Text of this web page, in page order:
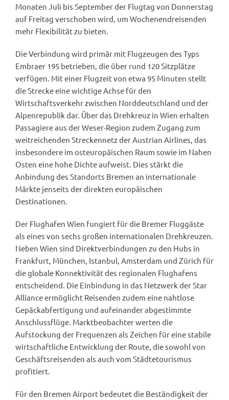
Monaten Juli bis September der Flugtag von Donnerstag
auf Freitag verschoben wird, um Wochenendreisenden
mehr Flexibilität zu bieten.
Die Verbindung wird primär mit Flugzeugen des Typs
Embraer 195 betrieben, die über rund 120 Sitzplätze
verfügen. Mit einer Flugzeit von etwa 95 Minuten stellt
die Strecke eine wichtige Achse für den
Wirtschaftsverkehr zwischen Norddeutschland und der
Alpenrepublik dar. Über das Drehkreuz in Wien erhalten
Passagiere aus der Weser-Region zudem Zugang zum
weitreichenden Streckennetz der Austrian Airlines, das
insbesondere im osteuropäischen Raum sowie im Nahen
Osten eine hohe Dichte aufweist. Dies stärkt die
Anbindung des Standorts Bremen an internationale
Märkte jenseits der direkten europäischen
Destinationen.
Der Flughafen Wien fungiert für die Bremer Fluggäste
als eines von sechs großen internationalen Drehkreuzen.
Neben Wien sind Direktverbindungen zu den Hubs in
Frankfurt, München, Istanbul, Amsterdam und Zürich für
die globale Konnektivität des regionalen Flughafens
entscheidend. Die Einbindung in das Netzwerk der Star
Alliance ermöglicht Reisenden zudem eine nahtlose
Gepäckabfertigung und aufeinander abgestimmte
Anschlussflüge. Marktbeobachter werten die
Aufstockung der Frequenzen als Zeichen für eine stabile
wirtschaftliche Entwicklung der Route, die sowohl von
Geschäftsreisenden als auch vom Städtetourismus
profitiert.
Für den Bremen Airport bedeutet die Beständigkeit der